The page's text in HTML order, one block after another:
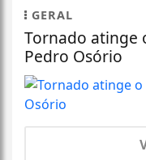
GERAL
Tornado atinge
Pedro Osório